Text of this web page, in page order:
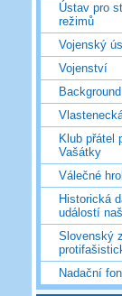
Ústav pro
režimů
Vojenský
Vojenství
Background
Klub přátel
Vašátky
Válečné
Historická
událostí
Slovenský
Nadační